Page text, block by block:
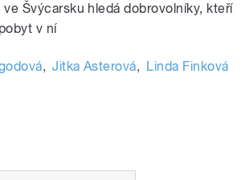
ve Švýcarsku hledá dobrovolníky, kteří
v ní
, Jitka Asterová, Linda Finková